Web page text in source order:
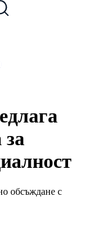
за
обсъждане с